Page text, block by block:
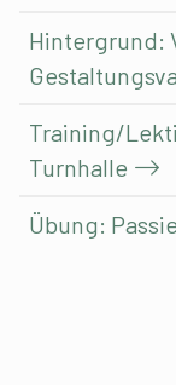
Hintergrund:
Training/
Turnhalle
Übung: